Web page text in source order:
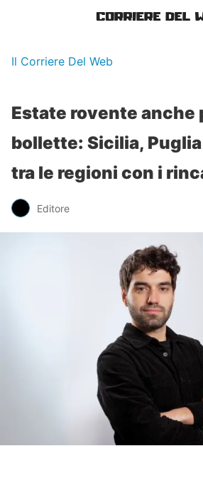
Il Corriere Del Web
Estate rovente anche
bollette: Sicilia,
tra le regioni con i
Editore